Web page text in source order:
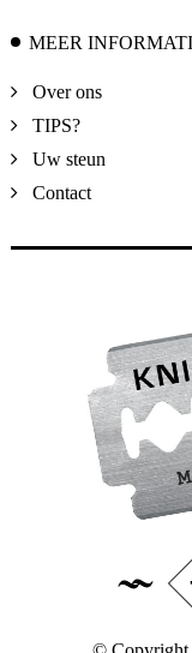
MEER
Over ons
TIPS?
Uw steun
Contact